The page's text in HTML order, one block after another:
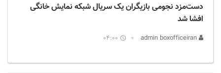
دست‌مزد نجومی بازیگران یک سریال شبکه‌ نمایش خانگی
افشا شد
04:00